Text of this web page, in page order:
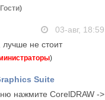
Гости)
03-авг, 18:59
лучше не стоит
)
Suite
03-авг, 18:58
нажмите CorelDRAW ->